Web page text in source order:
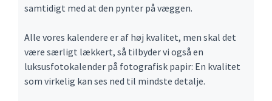
samtidigt med at den pynter på væggen.
Alle vores kalendere er af høj kvalitet, men skal det
være særligt lækkert, så tilbyder vi også en
luksusfotokalender på fotografisk papir: En kvalitet
som virkelig kan ses ned til mindste detalje.